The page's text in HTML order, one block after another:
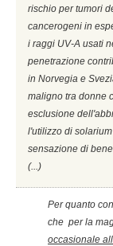
rischio per tumori
cancerogeni in
i raggi UV-A usati
penetrazione
in Norvegia e
maligno tra donne
esclusione
l'utilizzo di
sensazione di
(...)
Per quanto
che per la
occasionale